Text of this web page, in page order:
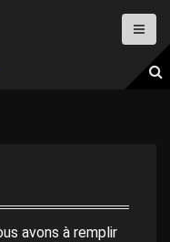
avons à remplir